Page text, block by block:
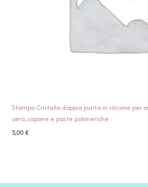
Stampo Cristallo doppia punta in silicone per
cera, sapone e paste polimeriche
5,00€